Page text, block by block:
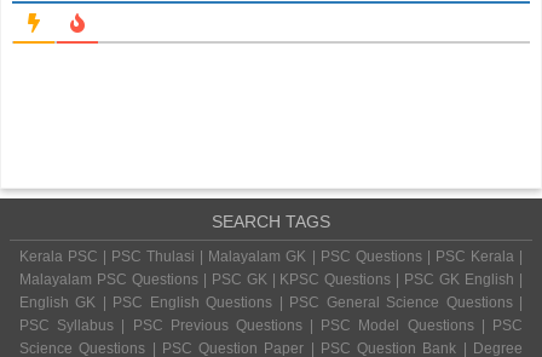
SEARCH TAGS
Kerala PSC | PSC Thulasi | Malayalam GK | PSC Questions | PSC Kerala |
Malayalam PSC Questions | PSC GK | KPSC Questions | PSC GK English |
English GK | PSC English Questions | PSC General Science Questions |
PSC Syllabus | PSC Previous Questions | PSC Model Questions | PSC
Science Questions | PSC Question Paper | PSC Question Bank | Degree